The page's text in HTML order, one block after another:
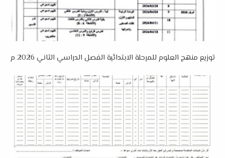
توزيع منهج العلوم للمرحلة الابتدائية الفصل الدراسي الثاني 2026 م